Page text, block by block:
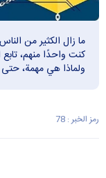
ما زال الكثير من
كنت واحدًا منهم، تابع
ولماذا هي مهمة، حتى
رمز الخبر : 78